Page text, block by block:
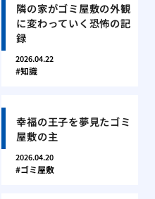
隣の家がゴミ屋敷の外観
に変わっていく恐怖の記
録
2026.04.22
知識
幸福の王子を夢見たゴミ
屋敷の主
2026.04.20
ゴミ屋敷